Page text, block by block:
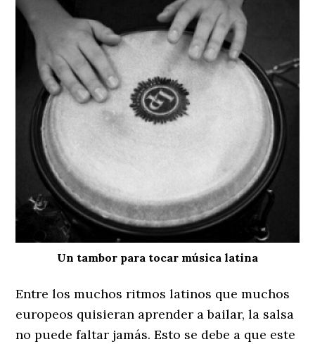
Un tambor para tocar música latina
Entre los muchos ritmos latinos que muchos
europeos quisieran aprender a bailar, la salsa
no puede faltar jamás. Esto se debe a que este